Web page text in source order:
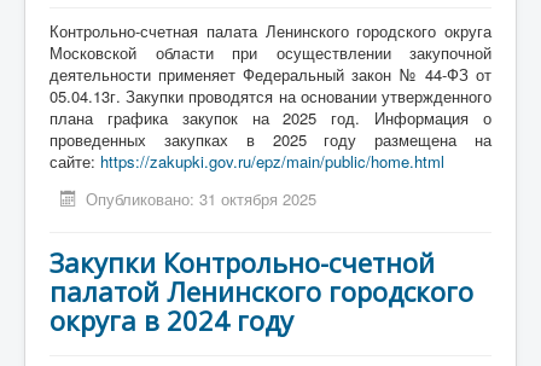
Противодействие коррупции
Взаимодействие
Новости
Контакты
Контрольно-счетная палата Ленинского городского округа
Московской области при осуществлении закупочной
деятельности применяет Федеральный закон № 44-ФЗ от
05.04.13г. Закупки проводятся на основании утвержденного
плана графика закупок на 2025 год. Информация о
проведенных закупках в 2025 году размещена на
сайте: https://zakupki.gov.ru/epz/main/public/home.html
Опубликовано: 31 октября 2025
Закупки Контрольно-счетной
палатой Ленинского городского
округа в 2024 году